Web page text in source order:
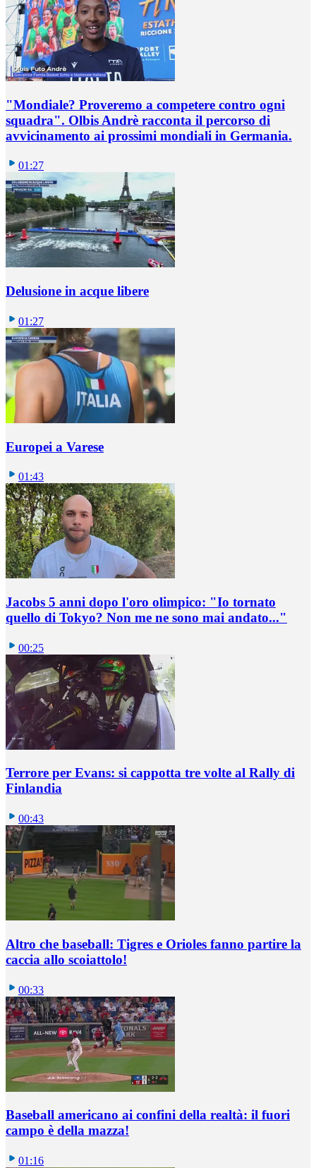
"Mondiale? Proveremo a competere contro ogni
squadra". Olbis Andrè racconta il percorso di
avvicinamento ai prossimi mondiali in Germania.
01:27
Delusione in acque libere
01:27
Europei a Varese
01:43
Jacobs 5 anni dopo l'oro olimpico: "Io tornato
quello di Tokyo? Non me ne sono mai andato..."
00:25
Terrore per Evans: si cappotta tre volte al Rally di
Finlandia
00:43
Altro che baseball: Tigres e Orioles fanno partire la
caccia allo scoiattolo!
00:33
Baseball americano ai confini della realtà: il fuori
campo è della mazza!
01:16